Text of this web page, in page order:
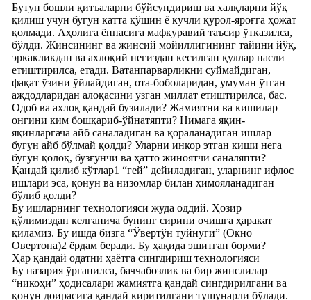
Бутун бошли қитъаларни бўйсундириш ва халқларни йўқ
қилиш учун бугун катта қўшин ё кучли қурол-яроғга ҳожат
қолмади. Аҳолига ёппасига мафкуравий таъсир ўтказилса,
бўлди. Жинсининг ва жинсий мойиллигининг тайини йўқ,
эркакликдан ва ахлоқий негиздан кесилган қуллар насли
етиштирилса, етади. Ватанпарварликни суймайдиган,
фақат ўзини ўйлайдиган, ота-боболаридан, умуман ўтган
аждодларидан алоқасини узган миллат етиштирилса, бас.
Одоб ва ахлоқ қандай бузилади? Жамиятни ва кишилар
онгини ким бошқариб-ўйнатяпти? Нимага яқин-
яқинларгача айб саналадиган ва қораланадиган ишлар
бугун айб бўлмай қолди? Уларни инкор этган киши нега
бугун қолоқ, бузғунчи ва ҳатто жиноятчи саналяпти?
Қандай қилиб кўтлар1 “гей” дейиладиган, уларнинг ифлос
ишлари эса, қонун ва низомлар билан ҳимояланадиган
бўлиб қолди?
Бу ишларнинг технологияси жуда оддий. Ҳозир
қўлимиздан келганича бунинг сирини очишга ҳаракат
қиламиз. Бу ишда бизга “Ўвертўн туйнуги” (Окно
Овертона)2 ёрдам беради. Бу ҳақида эшитган борми?
Ҳар қандай одатни ҳаётга сингдириш технологияси
Бу назария ўрганилса, баччабозлик ва бир жинслилар
“никоҳи” ҳодисалари жамиятга қандай сингдирилгани ва
қонун доирасига қандай киритилгани тушунарли бўлади.